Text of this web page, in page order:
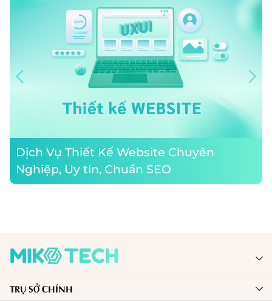
Dịch Vụ Thiết Kế Website Chuyên
Nghiệp, Uy tín, Chuẩn SEO
MIKO TECH ra đời với sứ mệnh đồng hành và nâng tầm thương hiệu
của bạn trên thị trường Internet. Chúng tôi giúp bạn phát triển với sự
TRỤ SỞ CHÍNH